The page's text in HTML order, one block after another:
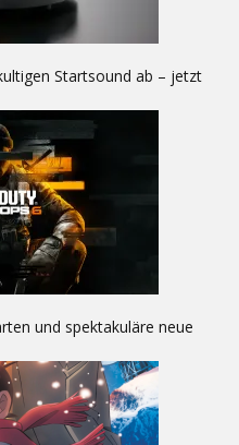
Startsound ab – jetzt
und spektakuläre neue